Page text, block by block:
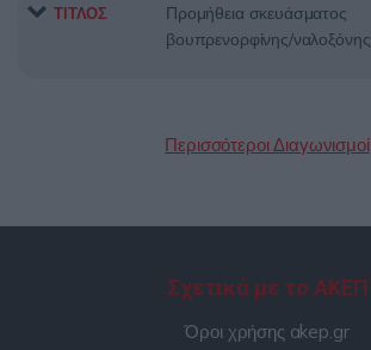
ΤΙΤΛΟΣ
Προμήθεια σκευάσματος
βουπρενορφίνης/ναλοξόνης
Περισσότεροι Διαγωνισμοί
Σχετικά με το ΑΚΕΠ
Όροι χρήσης akep.gr